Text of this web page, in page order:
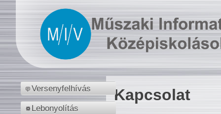
Versenyfelhívás
Lebonyolítás
Kapcsolat